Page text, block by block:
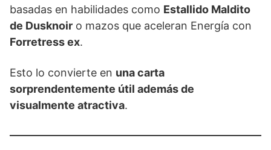
basadas en habilidades como Estallido Maldito
de Dusknoir o mazos que aceleran Energía con
Forretress ex.
Esto lo convierte en una carta
sorprendentemente útil además de
visualmente atractiva.